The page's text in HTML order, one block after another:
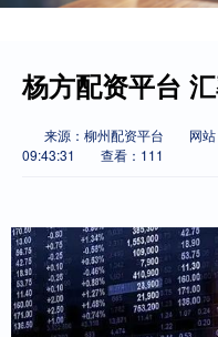
杨方配资平台
来源：柳州配资平台 网
09:43:31
查看：111